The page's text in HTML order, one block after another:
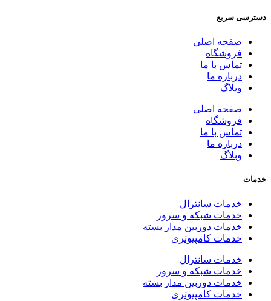
دسترسی سریع
صفحه اصلی
فروشگاه
تماس با ما
درباره ما
وبلاگ
صفحه اصلی
فروشگاه
تماس با ما
درباره ما
وبلاگ
خدمات
خدمات سانترال
خدمات شبکه و سرور
خدمات دوربین مدار بسته
خدمات کامپیوتری
خدمات سانترال
خدمات شبکه و سرور
خدمات دوربین مدار بسته
خدمات کامپیوتری